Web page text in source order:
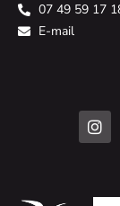
07 49 59 17
E-mail